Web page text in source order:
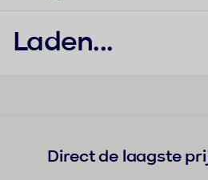
Laden...
Direct de laagste